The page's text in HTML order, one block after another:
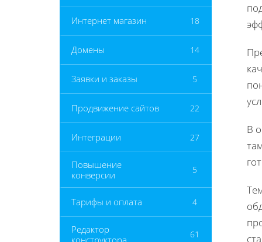
Интернет магазин 18
Домены 14
Заявки и заказы 5
Продвижение сайтов 22
Интеграции 27
Повышение
конверсии
5
Тарифы и оплата 4
Редактор
конструктора
61
В